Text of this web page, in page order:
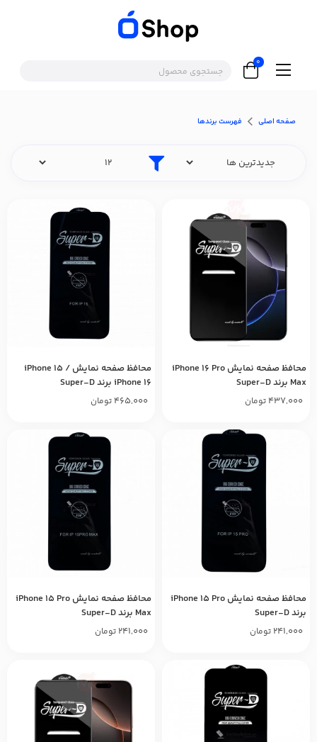
صفحه اصلی فهرست برندها
محافظ صفحه نمایش iPhone 16 Pro
Max برند Super-D
437,000 تومان
محافظ صفحه نمایش iPhone 15 /
iPhone 16 برند Super-D
465,000 تومان
محافظ صفحه نمایش iPhone 15 Pro
برند Super-D
241,000 تومان
محافظ صفحه نمایش iPhone 15 Pro
Max برند Super-D
241,000 تومان
0